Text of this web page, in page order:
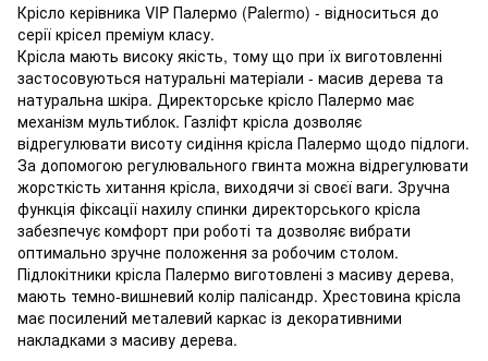
Крісло керівника VIP Палермо (Palermo) - відноситься до
серії крісел преміум класу.
Крісла мають високу якість, тому що при їх виготовленні
застосовуються натуральні матеріали - масив дерева та
натуральна шкіра. Директорське крісло Палермо має
механізм мультиблок. Газліфт крісла дозволяє
відрегулювати висоту сидіння крісла Палермо щодо підлоги.
За допомогою регулювального гвинта можна відрегулювати
жорсткість хитання крісла, виходячи зі своєї ваги. Зручна
функція фіксації нахилу спинки директорського крісла
забезпечує комфорт при роботі та дозволяє вибрати
оптимально зручне положення за робочим столом.
Підлокітники крісла Палермо виготовлені з масиву дерева,
мають темно-вишневий колір палісандр. Хрестовина крісла
має посилений металевий каркас із декоративними
накладками з масиву дерева.